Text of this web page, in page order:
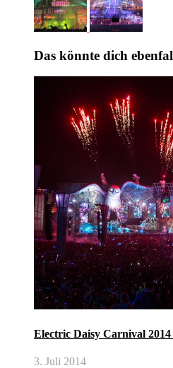
Das könnte dich
Electric Daisy Carnival 2014
3. Juli 2014